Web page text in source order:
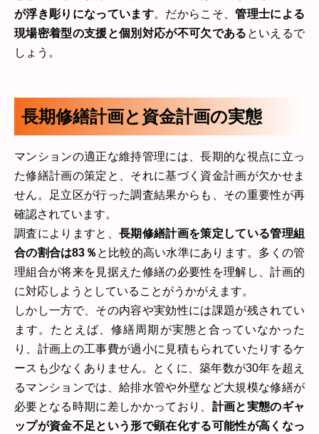
が浮き彫りになっています。だからこそ、管理士による
現場密着型の支援と個別対応が不可欠である といえるで
しょう。
長期修繕計画と資金計画の実態
マンションの適正な維持管理には、長期的な視点に立っ
た修繕計画の策定と、それに基づく資金計画が欠かせま
せん。足立区が行った調査結果からも、その重要性が再
確認されています。
調査によりますと、 長期修繕計画を策定している管理組
合の割合は83％ と比較的高い水準にあります。多くの管
理組合が将来を見据えた修繕の必要性を理解し、計画的
に対応しようとしていることがうかがえます。
しかし一方で、その内容や実効性には課題が残されてい
ます。たとえば、修繕周期が実態と合っていなかった
り、計画上の工事費が過小に見積もられていたりするケ
ースも少なくありません。とくに、築年数が30年を超え
るマンションでは、給排水管や外壁など大規模な修繕が
必要となる時期に差しかかっており、 計画と実態のギャ
ップが資金不足という形で顕在化する可能性が高くなっ